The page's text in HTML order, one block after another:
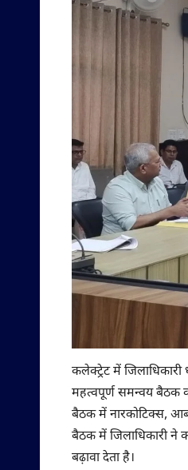
कलेक्ट्रेट में जिलाधिकारी
महत्वपूर्ण समन्वय बैठक
बैठक में नारकोटिक्स,
बैठक में जिलाधिकारी ने
बढ़ावा देता है।